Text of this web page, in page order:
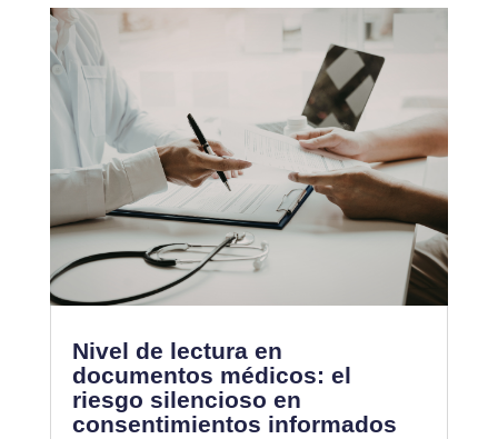
Nivel de lectura en
documentos médicos: el
riesgo silencioso en
consentimientos informados